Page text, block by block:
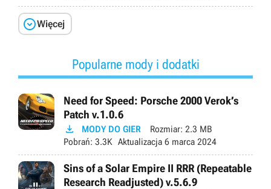
Więcej
Popularne mody i dodatki
Need for Speed: Porsche 2000 Verok’s
Patch v.1.0.6
 MODY DO GIER Rozmiar: 2.3 MB
Pobrań: 3.3K Aktualizacja 6 marca 2024
Sins of a Solar Empire II RRR (Repeatable
Research Readjusted) v.5.6.9